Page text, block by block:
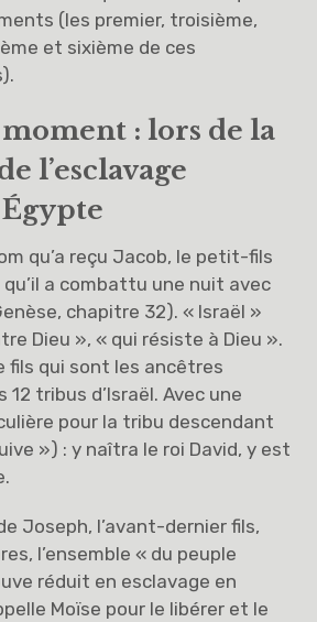
(les premier, troisième,
et sixième de ces
: lors de la
l’esclavage
Égypte
qu’a reçu Jacob, le petit-fils
qu’il a combattu une nuit avec
chapitre 32). « Israël »
Dieu », « qui résiste à Dieu ».
fils qui sont les ancêtres
12 tribus d’Israël. Avec une
pour la tribu descendant
») : y naîtra le roi David, y est
Joseph, l’avant-dernier fils,
l’ensemble « du peuple
réduit en esclavage en
Moïse pour le libérer et le